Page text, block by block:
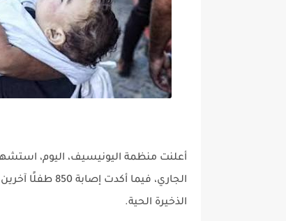
الجاري، فيما
الذخيرة الحية.